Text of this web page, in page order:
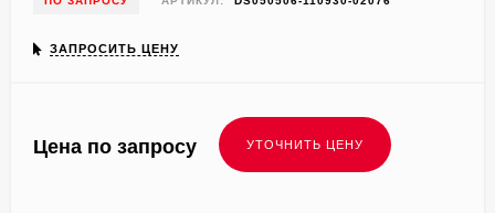
ЗАПРОСИТЬ ЦЕНУ
Цена по запросу